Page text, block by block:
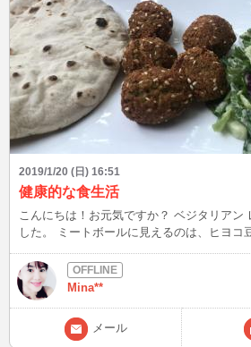
2019/1/20 (日) 16:51
健康的な食生活
こんにちは！お元気ですか？ ベジタリアン レストランに行ってきま
した。 ミートボールに見えるのは、ヒヨコ豆から作ったファラフェ
も２２時くらいです。 見かけたら声かけ
Mina**
メール